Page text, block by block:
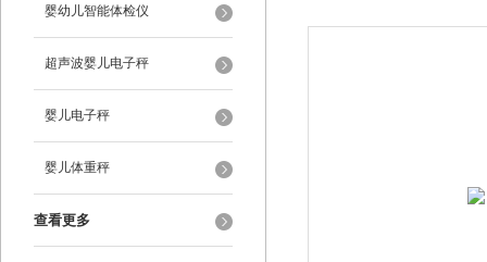
婴幼儿智能体检仪
超声波婴儿电子秤
婴儿电子秤
婴儿体重秤
查看更多